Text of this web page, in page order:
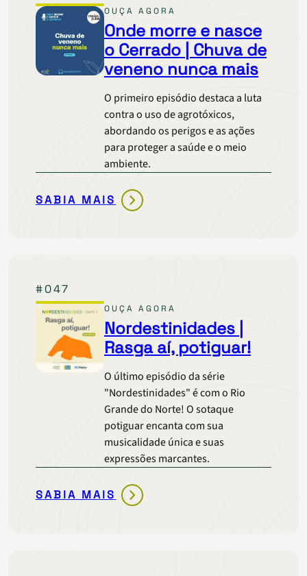
|
O
MUNICÍPIO
DO
MATOPIBA
QUE
MAIS
DESMATOU
FOI…
OUÇA AGORA
Onde morre e nasce
o Cerrado | Chuva de
veneno nunca mais
O primeiro episódio destaca a luta
contra o uso de agrotóxicos,
abordando os perigos e as ações
para proteger a saúde e o meio
ambiente.
SABIA MAIS
ONDE
|
CHUVA
DE
VENENO
NUNCA
MAIS
#047
OUÇA AGORA
Nordestinidades |
Rasga aí, potiguar!
O último episódio da série
"Nordestinidades" é com o Rio
Grande do Norte! O sotaque
potiguar encanta com sua
musicalidade única e suas
expressões marcantes.
SABIA MAISNORDESTINIDADES